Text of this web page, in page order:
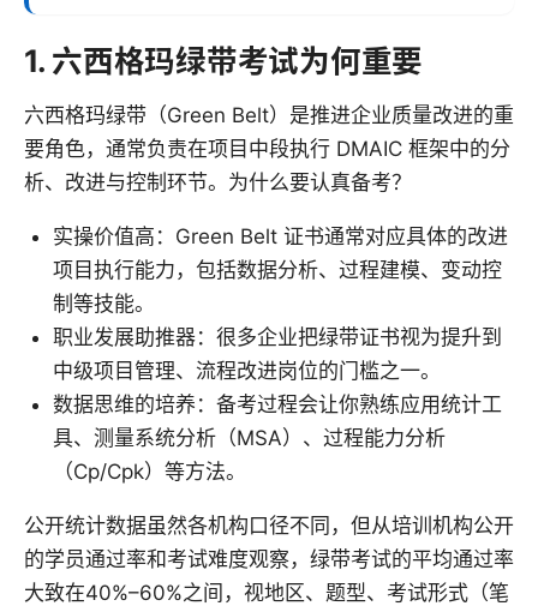
1. 六西格玛绿带考试为何重要
六西格玛绿带（Green Belt）是推进企业质量改进的重
要角色，通常负责在项目中段执行 DMAIC 框架中的分
析、改进与控制环节。为什么要认真备考？
实操价值高：Green Belt 证书通常对应具体的改进
项目执行能力，包括数据分析、过程建模、变动控
制等技能。
职业发展助推器：很多企业把绿带证书视为提升到
中级项目管理、流程改进岗位的门槛之一。
数据思维的培养：备考过程会让你熟练应用统计工
具、测量系统分析（MSA）、过程能力分析
（Cp/Cpk）等方法。
公开统计数据虽然各机构口径不同，但从培训机构公开
的学员通过率和考试难度观察，绿带考试的平均通过率
大致在40%–60%之间，视地区、题型、考试形式（笔